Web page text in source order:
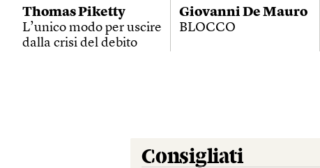
Thomas Piketty
L’unico modo per uscire
dalla crisi del debito
Giovanni De Mauro
BLOCCO
Consigliati